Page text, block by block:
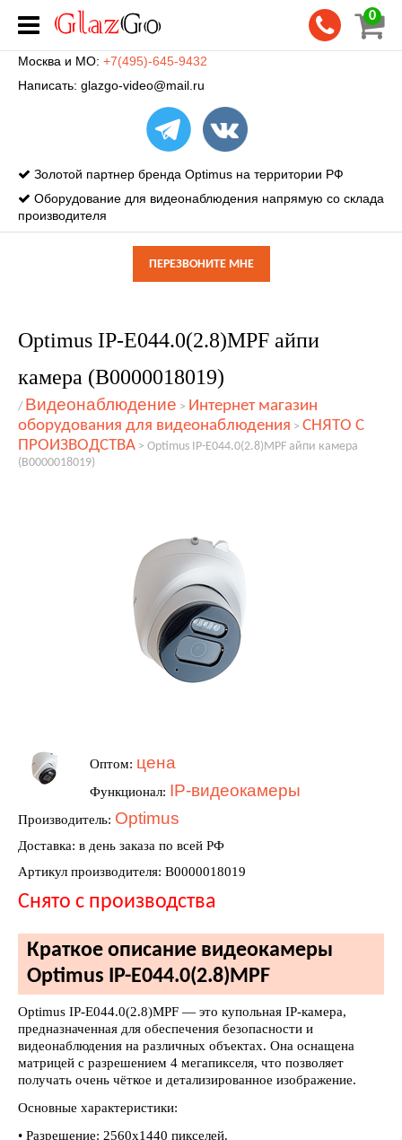
0
Москва и МО: +7(495)-645-9432
Написать: glazgo-video@mail.ru
Золотой партнер бренда Optimus на территории РФ
Оборудование для видеонаблюдения напрямую со склада
производителя
ПЕРЕЗВОНИТЕ МНЕ
Optimus IP-E044.0(2.8)MPF айпи
камера (В0000018019)
/ Видеонаблюдение > Интернет магазин
оборудования для видеонаблюдения > СНЯТО С
ПРОИЗВОДСТВА > Optimus IP-E044.0(2.8)MPF айпи камера
(В0000018019)
Оптом: цена
Функционал: IP-видеокамеры
Производитель: Optimus
Доставка: в день заказа по всей РФ
Артикул производителя: В0000018019
Снято с производства
Краткое описание видеокамеры
Optimus IP-E044.0(2.8)MPF
Optimus IP-E044.0(2.8)MPF — это купольная IP-камера,
предназначенная для обеспечения безопасности и
видеонаблюдения на различных объектах. Она оснащена
матрицей с разрешением 4 мегапикселя, что позволяет
получать очень чёткое и детализированное изображение.
Основные характеристики:
• Разрешение: 2560x1440 пикселей.